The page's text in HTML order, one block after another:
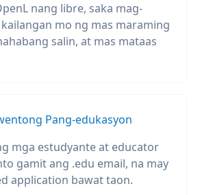
nang libre, saka mag-
mo ng mas maraming
salin, at mas mataas
Pang-edukasyon
mga estudyante at educator
gamit ang .edu email, na may
application bawat taon.